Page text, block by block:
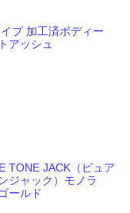
プ 加工済ボディー
アッシュ
TONE JACK（ピュア
ジャック）モノラ
ールド